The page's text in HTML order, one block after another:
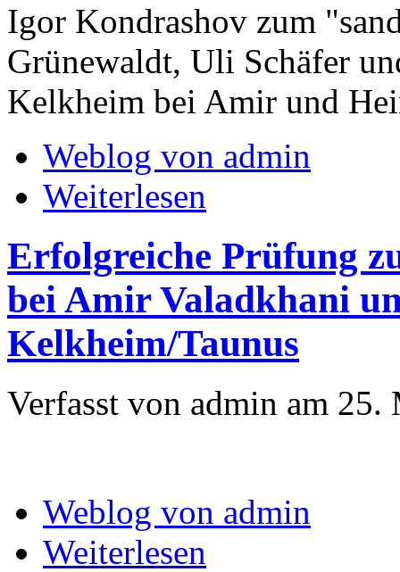
Igor Kondrashov zum
Grünewaldt, Uli Schäfer
Kelkheim bei Amir und
Weblog von admin
Weiterlesen
Erfolgreiche Prüfung
bei Amir Valadkhani
Kelkheim/Taunus
Verfasst von admin am
Weblog von admin
Weiterlesen